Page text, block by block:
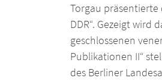
Torgau präsentierte
DDR“. Gezeigt
geschlossenen
Publikationen II“
des Berliner